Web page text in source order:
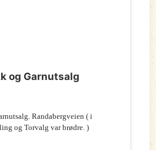
og Garnutsalg
Randabergveien ( i
og Torvalg var brødre. )